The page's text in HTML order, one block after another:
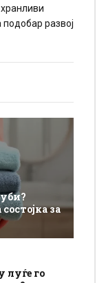
за
луѓе го
развој